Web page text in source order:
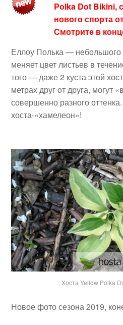
Polka Dot Bikini,
нового спорта
Смотрите в
Еллоу Полька — небольшого
меняет цвет листьев в
того — даже 2 куста этой
метрах друг от друга, могут
совершенно разного
хоста-«хамелеон»!
Хоста Yellow Polka
Новое фото сезона 2019,